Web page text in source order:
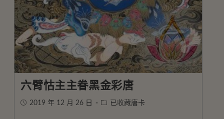
六臂怙主主眷黑金彩唐
2019 年 12 月 26 日 已收藏唐卡